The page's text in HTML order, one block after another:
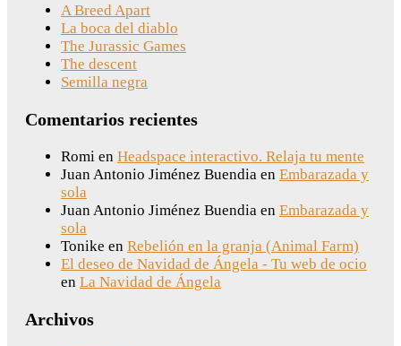
A Breed Apart
La boca del diablo
The Jurassic Games
The descent
Semilla negra
Comentarios recientes
Romi en Headspace interactivo. Relaja tu mente
Juan Antonio Jiménez Buendia en Embarazada y
sola
Juan Antonio Jiménez Buendia en Embarazada y
sola
Tonike en Rebelión en la granja (Animal Farm)
El deseo de Navidad de Ángela - Tu web de ocio
en La Navidad de Ángela
Archivos